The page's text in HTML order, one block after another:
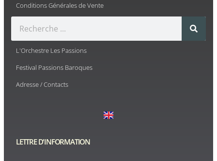
Conditions Générales de Vente
L'Orchestre Les Passions
Festival Passions Baroques
Adresse / Contacts
LETTRE D'INFORMATION